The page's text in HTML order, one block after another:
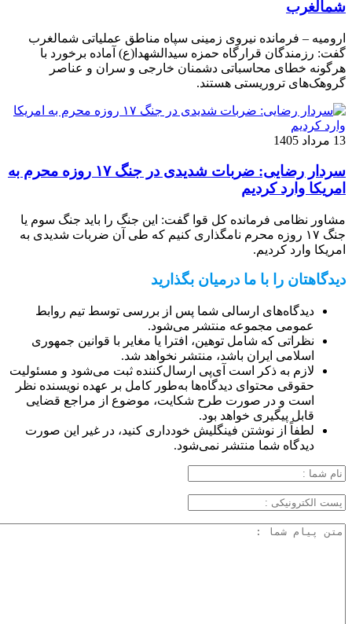
شمالغرب
ارومیه – فرمانده نیروی زمینی سپاه مناطق عملیاتی شمالغرب
گفت: رزمندگان قرارگاه حمزه سیدالشهدا(ع) آماده برخورد با
هرگونه خطای محاسباتی دشمنان خارجی و سران و عناصر
گروهک‌های تروریستی هستند.
13 مرداد 1405
سردار رضایی: ضربات شدیدی در جنگ ۱۷ روزه محرم به
امریکا وارد کردیم
مشاور نظامی فرمانده کل قوا گفت: این جنگ را باید جنگ سوم یا
جنگ ۱۷ روزه محرم نامگذاری کنیم که طی آن ضربات شدیدی به
امریکا وارد کردیم.
دیدگاهتان را با ما درمیان بگذارید
دیدگاه‌های ارسالی شما پس از بررسی توسط تیم روابط
عمومی مجموعه منتشر می‌شود.
نظراتی که شامل توهین، افترا یا مغایر با قوانین جمهوری
اسلامی ایران باشد، منتشر نخواهد شد.
لازم به ذکر است آی‌پی ارسال‌کننده ثبت می‌شود و مسئولیت
حقوقی محتوای دیدگاه‌ها به‌طور کامل بر عهده نویسنده نظر
است و در صورت طرح شکایت، موضوع از مراجع قضایی
قابل پیگیری خواهد بود.
لطفاً از نوشتن فینگلیش خودداری کنید، در غیر این صورت
دیدگاه شما منتشر نمی‌شود.